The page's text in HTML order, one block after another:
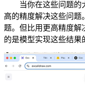
当你在这些问题的大
高的精度解决这些问题
题。但比用更高精度解
的是模型实现这些结果